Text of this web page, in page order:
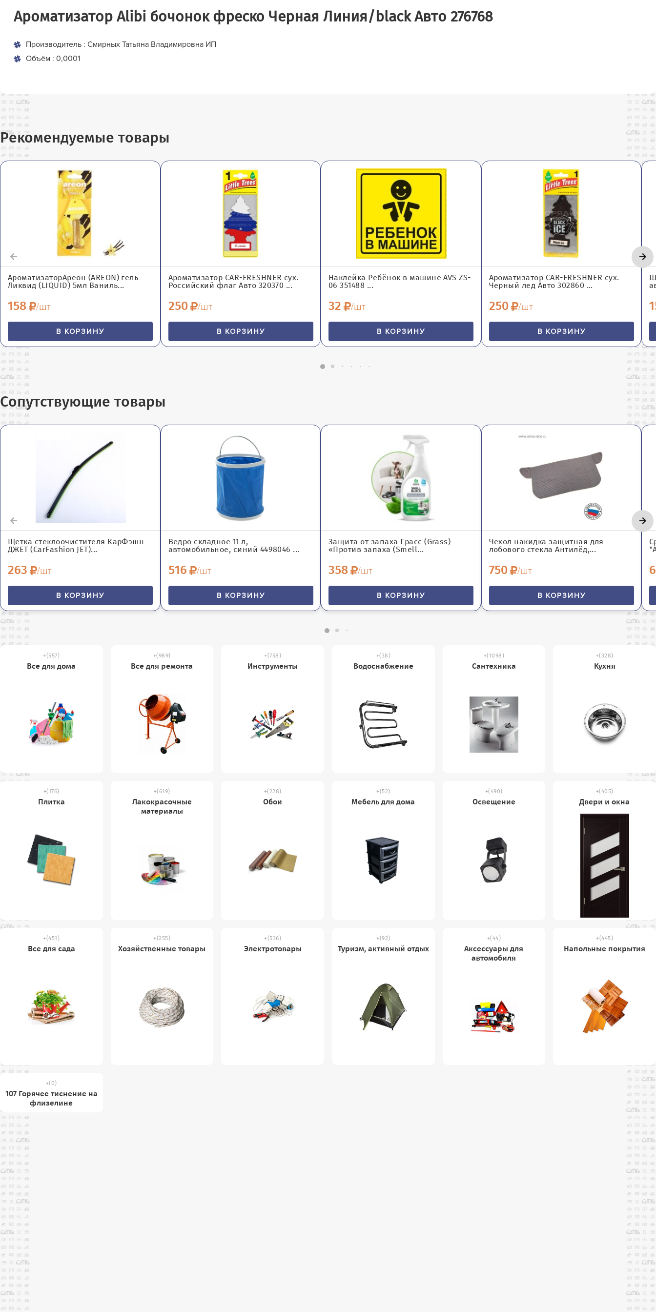
Ароматизатор Alibi бочонок фреско Черная Линия/black Авто 276768
Производитель : Смирных Татьяна Владимировна ИП
Объём : 0,0001
Рекомендуемые товары
АроматизаторАреон (AREON) гель
Ликвид (LIQUID) 5мл Ваниль...
158 /шт
В КОРЗИНУ
Ароматизатор CAR-FRESHNER сух.
Российский флаг Авто 320370 ...
250 /шт
В КОРЗИНУ
Наклейка Ребёнок в машине AVS ZS-
06 351488 ...
32 /шт
В КОРЗИНУ
Ароматизатор CAR-FRESHNER сух.
Черный лед Авто 302860 ...
250 /шт
В КОРЗИНУ
Сопутствующие товары
Щетка стеклоочистителя КарФэшн
ДЖЕТ (CarFashion JET)...
263 /шт
В КОРЗИНУ
Ведро складное 11 л,
автомобильное, синий 4498046 ...
516 /шт
В КОРЗИНУ
Защита от запаха Грасс (Grass)
«Против запаха (Smell...
358 /шт
В КОРЗИНУ
Чехол накидка защитная для
лобового стекла Антилёд,...
750 /шт
В КОРЗИНУ
(557)
Все для дома
(989)
Все для ремонта
(758)
Инструменты
(38)
Водоснабжение
(1098)
Сантехника
(328)
Кухня
(176)
Плитка
(619)
Лакокрасочные
материалы
(228)
Обои
(52)
Мебель для дома
(490)
Освещение
(405)
Двери и окна
(451)
Все для сада
(255)
Хозяйственные товары
(536)
Электротовары
(92)
Туризм, активный отдых
(44)
Аксессуары для
автомобиля
(445)
Напольные покрытия
(0)
107 Горячее тиснение на
флизелине